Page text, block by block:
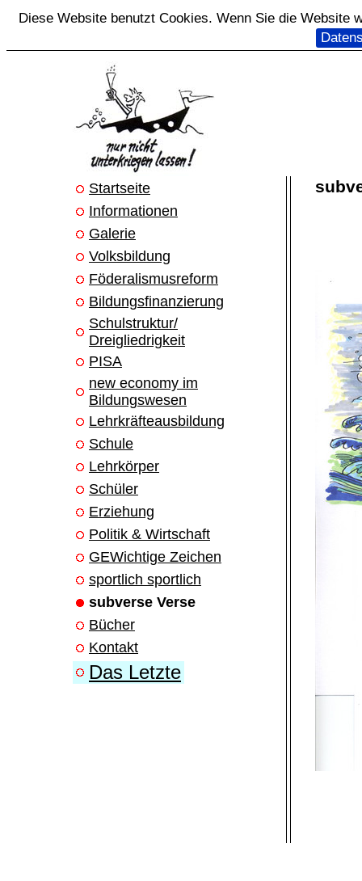
Diese Website benutzt Cookies. Wenn Sie die Website
Startseite
Informationen
Galerie
Volksbildung
Föderalismusreform
Bildungsfinanzierung
Schulstruktur/
Dreigliedrigkeit
PISA
new economy im
Bildungswesen
Lehrkräfteausbildung
Schule
Lehrkörper
Schüler
Erziehung
Politik & Wirtschaft
GEWichtige Zeichen
sportlich sportlich
subverse Verse
Bücher
Kontakt
Das Letzte